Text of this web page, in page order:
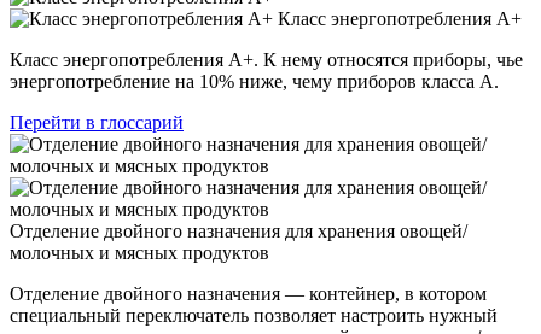
Класс энергопотребления А+
Класс энергопотребления А+. К нему относятся приборы, чье
энергопотребление на 10% ниже, чему приборов класса А.
Перейти в глоссарий
Отделение двойного назначения для хранения овощей/
молочных и мясных продуктов
Отделение двойного назначения — контейнер, в котором
специальный переключатель позволяет настроить нужный